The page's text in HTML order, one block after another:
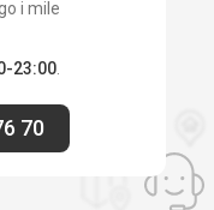
i mile
23:00
70